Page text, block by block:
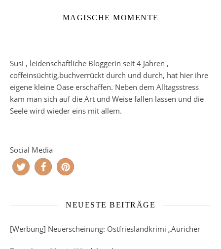
MAGISCHE MOMENTE
Susi , leidenschaftliche Bloggerin seit 4 Jahren ,
coffeinsüchtig,buchverrückt durch und durch, hat hier ihre
eigene kleine Oase erschaffen. Neben dem Alltagsstress
kam man sich auf die Art und Weise fallen lassen und die
Seele wird wieder eins mit allem.
Social Media
NEUESTE BEITRÄGE
[Werbung] Neuerscheinung: Ostfrieslandkrimi „Auricher